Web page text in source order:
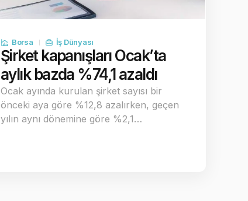
Borsa İş Dünyası
Şirket kapanışları Ocak’ta
aylık bazda %74,1 azaldı
Ocak ayında kurulan şirket sayısı bir
önceki aya göre %12,8 azalırken, geçen
yılın aynı dönemine göre %2,1…